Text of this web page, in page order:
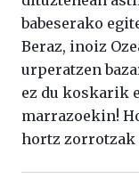
babeserako
Beraz, inoiz
urperatzen
ez du koskarik
marrazoekin!
hortz zorrotzak